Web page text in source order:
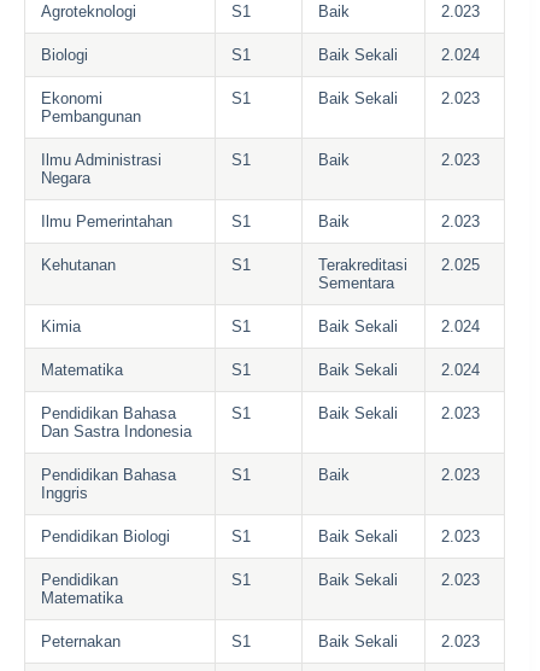
Agroteknologi S1 Baik 2.023
Biologi S1 Baik Sekali 2.024
Ekonomi
Pembangunan
S1 Baik Sekali 2.023
Ilmu Administrasi
Negara
S1 Baik 2.023
Ilmu Pemerintahan S1 Baik 2.023
Kehutanan S1
Terakreditasi
Sementara
2.025
Kimia S1 Baik Sekali 2.024
Matematika S1 Baik Sekali 2.024
Pendidikan Bahasa
Dan Sastra Indonesia
S1 Baik Sekali 2.023
Pendidikan Bahasa
Inggris
S1 Baik 2.023
Pendidikan Biologi S1 Baik Sekali 2.023
Pendidikan
Matematika
S1 Baik Sekali 2.023
Peternakan S1 Baik Sekali 2.023